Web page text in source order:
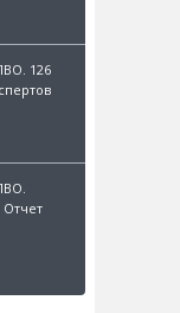
126
Отчет